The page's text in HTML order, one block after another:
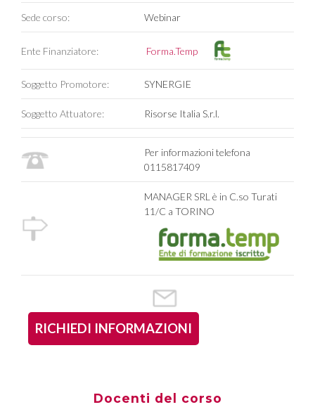
Sede corso: Webinar
Ente Finanziatore: Forma.Temp
Soggetto Promotore: SYNERGIE
Soggetto Attuatore: Risorse Italia S.r.l.
Per informazioni telefona
0115817409
MANAGER SRL è in C.so Turati
11/C a TORINO
RICHIEDI INFORMAZIONI
Docenti del corso